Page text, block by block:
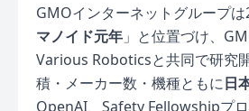
GMOインターネットグループ
マノイド元年 」と位置づけ、
Various Roboticsと共同で研究
積・メーカー数・機種ともに日
OpenAI、Safety Fellowshipプ